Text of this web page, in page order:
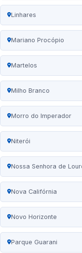
Linhares
Mariano Procópio
Martelos
Milho Branco
Morro do Imperador
Niterói
Nossa Senhora de
Nova Califórnia
Novo Horizonte
Parque Guarani